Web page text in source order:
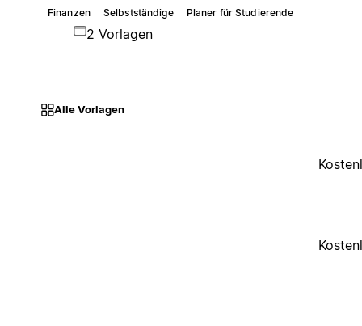
Finanzen Selbstständige Planer für Studierende
2 Vorlagen
Alle Vorlagen